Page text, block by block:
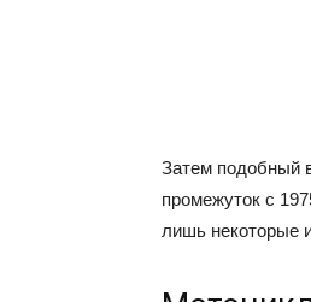
Затем подобный
промежуток с
лишь некоторые